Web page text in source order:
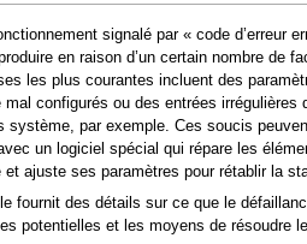
signalé par « code d’erreur
en raison d’un certain nombre de
les plus courantes incluent des
mal configurés ou des entrées irrégulières
système, par exemple. Ces soucis
un logiciel spécial qui répare les
et ajuste ses paramètres pour rétablir la
fournit des détails sur ce que le
potentielles et les moyens de résoudre
le téléchargement terminé, cliquez sur
le lien du fichier téléchargé